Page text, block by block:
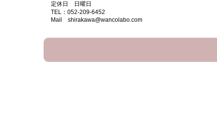
定休日 日曜日
TEL：052-209-6452
Mail shirakawa@wancolabo.com